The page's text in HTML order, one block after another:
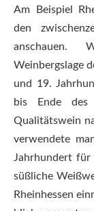
Am Beispiel
den
anschauen.
Weinbergslage
und 19.
bis Ende des
Qualitätswein
verwendete
Jahrhundert für
süßliche
Rheinhessen